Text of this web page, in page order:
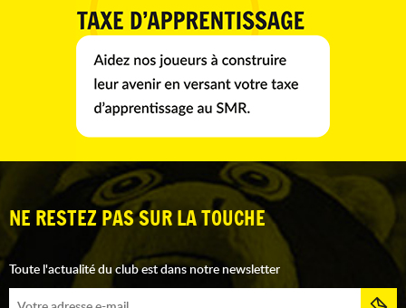
NE RESTEZ PAS SUR LA TOUCHE
Toute l'actualité du club est dans notre newsletter